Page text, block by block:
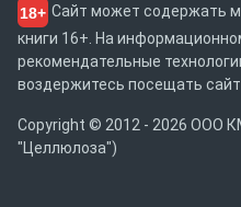
18+ Сайт может содержать
книги 16+. На
рекомендательные
воздержитесь посещать сайт
Copyright © 2012 - 2026 ООО
"Целлюлоза")